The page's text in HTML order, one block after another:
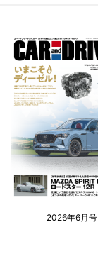
2026年6月号